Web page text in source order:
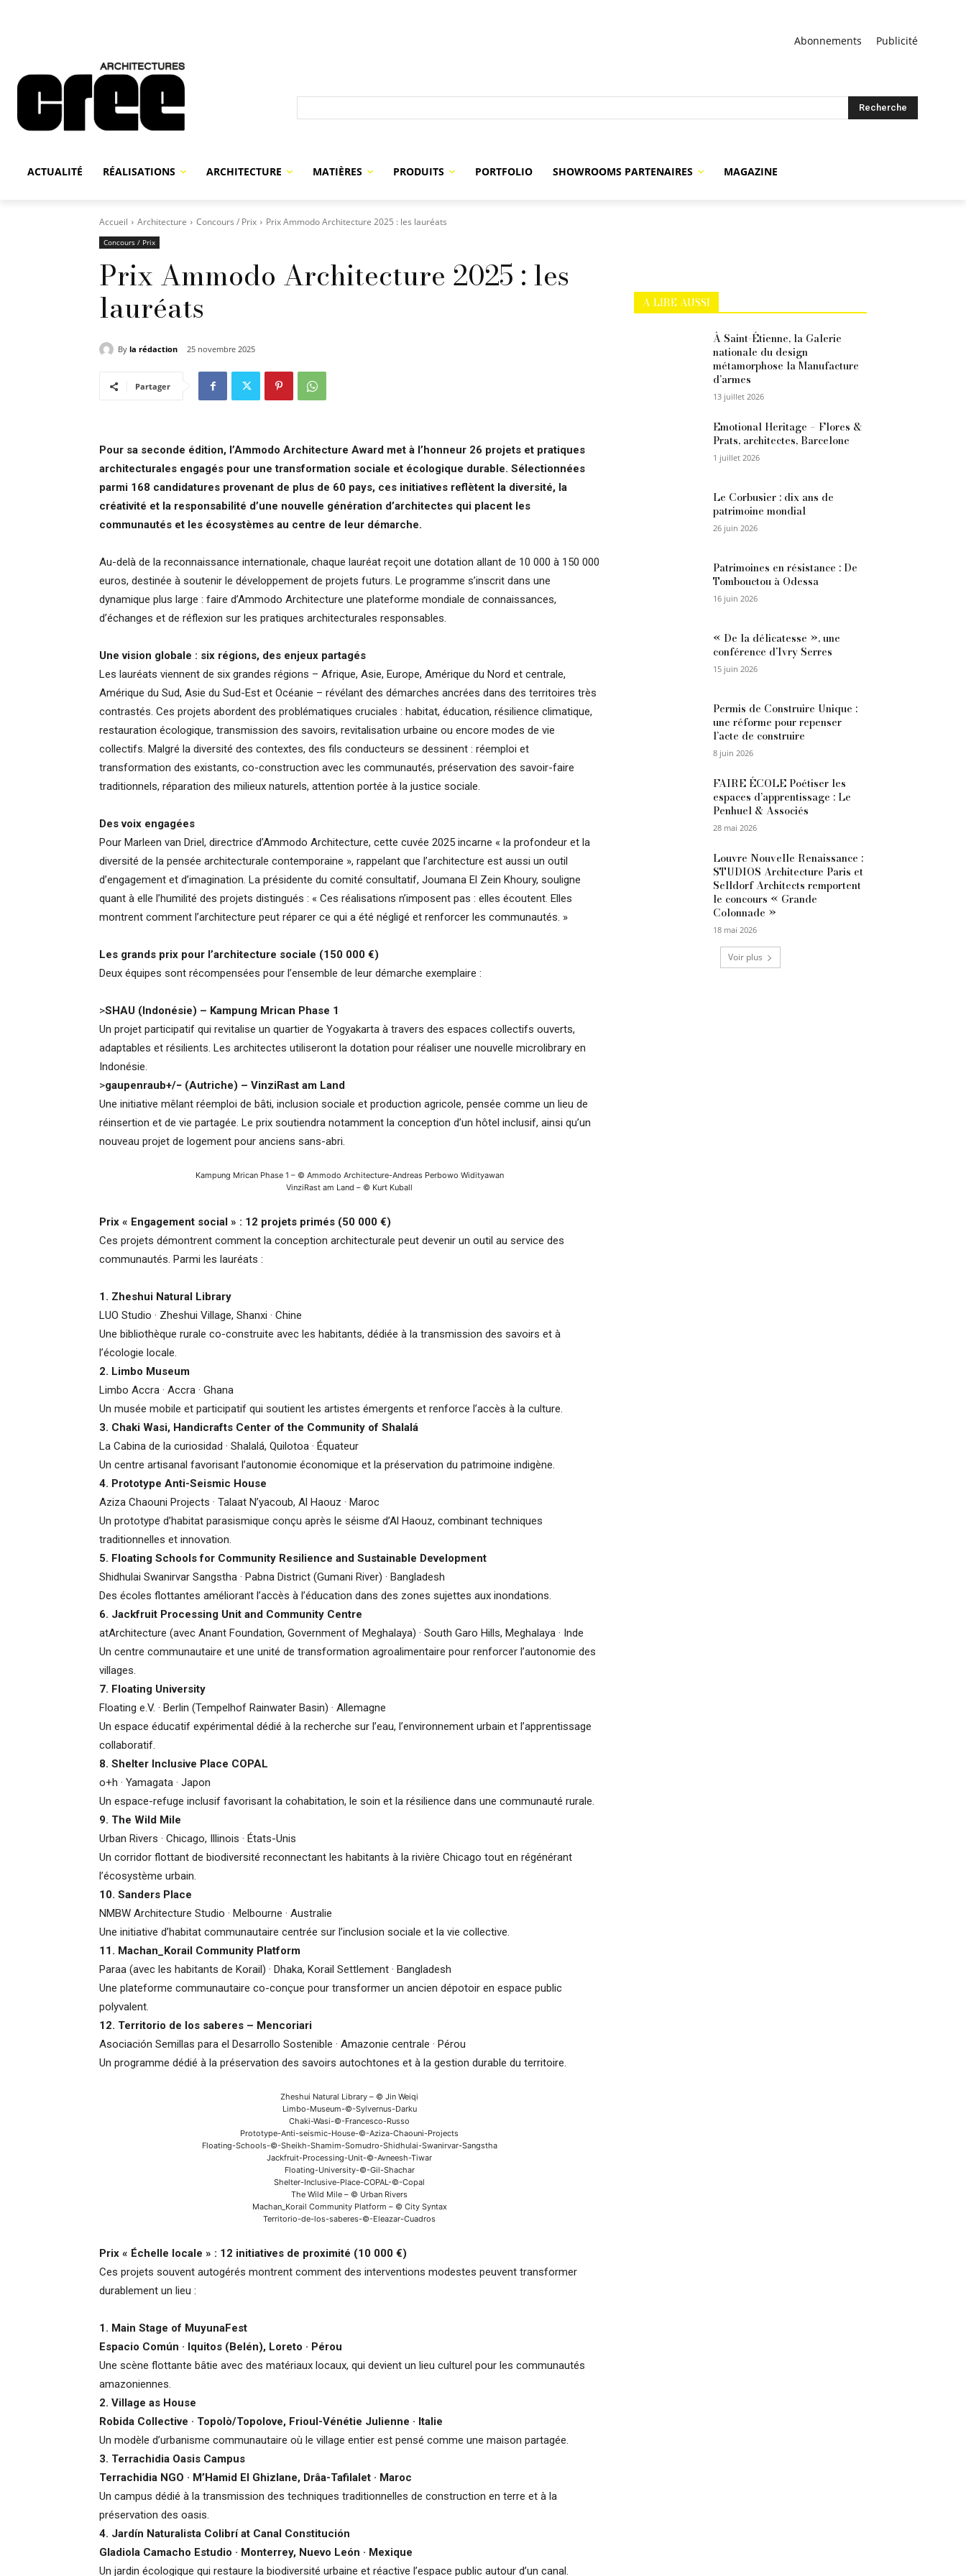
Abonnements Publicité
Recherche
ACTUALITÉ RÉALISATIONS ARCHITECTURE MATIÈRES PRODUITS PORTFOLIO SHOWROOMS PARTENAIRES MAGAZINE
Accueil Architecture Concours / Prix Prix Ammodo Architecture 2025 : les lauréats
Concours / Prix
Prix Ammodo Architecture 2025 : les
lauréats
By la rédaction 25 novembre 2025
Partager
Pour sa seconde édition, l’Ammodo Architecture Award met à l’honneur 26 projets et pratiques
architecturales engagés pour une transformation sociale et écologique durable. Sélectionnées
parmi 168 candidatures provenant de plus de 60 pays, ces initiatives reflètent la diversité, la
créativité et la responsabilité d’une nouvelle génération d’architectes qui placent les
communautés et les écosystèmes au centre de leur démarche.
Au-delà de la reconnaissance internationale, chaque lauréat reçoit une dotation allant de 10 000 à 150 000
euros, destinée à soutenir le développement de projets futurs. Le programme s’inscrit dans une
dynamique plus large : faire d’Ammodo Architecture une plateforme mondiale de connaissances,
d’échanges et de réflexion sur les pratiques architecturales responsables.
Une vision globale : six régions, des enjeux partagés
Les lauréats viennent de six grandes régions – Afrique, Asie, Europe, Amérique du Nord et centrale,
Amérique du Sud, Asie du Sud-Est et Océanie – révélant des démarches ancrées dans des territoires très
contrastés. Ces projets abordent des problématiques cruciales : habitat, éducation, résilience climatique,
restauration écologique, transmission des savoirs, revitalisation urbaine ou encore modes de vie
collectifs. Malgré la diversité des contextes, des fils conducteurs se dessinent : réemploi et
transformation des existants, co-construction avec les communautés, préservation des savoir-faire
traditionnels, réparation des milieux naturels, attention portée à la justice sociale.
Des voix engagées
Pour Marleen van Driel, directrice d’Ammodo Architecture, cette cuvée 2025 incarne « la profondeur et la
diversité de la pensée architecturale contemporaine », rappelant que l’architecture est aussi un outil
d’engagement et d’imagination. La présidente du comité consultatif, Joumana El Zein Khoury, souligne
quant à elle l’humilité des projets distingués : « Ces réalisations n’imposent pas : elles écoutent. Elles
montrent comment l’architecture peut réparer ce qui a été négligé et renforcer les communautés. »
Les grands prix pour l’architecture sociale (150 000 €)
Deux équipes sont récompensées pour l’ensemble de leur démarche exemplaire :
>SHAU (Indonésie) – Kampung Mrican Phase 1
Un projet participatif qui revitalise un quartier de Yogyakarta à travers des espaces collectifs ouverts,
adaptables et résilients. Les architectes utiliseront la dotation pour réaliser une nouvelle microlibrary en
Indonésie.
>gaupenraub+/− (Autriche) – VinziRast am Land
Une initiative mêlant réemploi de bâti, inclusion sociale et production agricole, pensée comme un lieu de
réinsertion et de vie partagée. Le prix soutiendra notamment la conception d’un hôtel inclusif, ainsi qu’un
nouveau projet de logement pour anciens sans-abri.
Kampung Mrican Phase 1 – © Ammodo Architecture-Andreas Perbowo Widityawan
VinziRast am Land – © Kurt Kuball
Prix « Engagement social » : 12 projets primés (50 000 €)
Ces projets démontrent comment la conception architecturale peut devenir un outil au service des
communautés. Parmi les lauréats :
1. Zheshui Natural Library
LUO Studio · Zheshui Village, Shanxi · Chine
Une bibliothèque rurale co-construite avec les habitants, dédiée à la transmission des savoirs et à
l’écologie locale.
2. Limbo Museum
Limbo Accra · Accra · Ghana
Un musée mobile et participatif qui soutient les artistes émergents et renforce l’accès à la culture.
3. Chaki Wasi, Handicrafts Center of the Community of Shalalá
La Cabina de la curiosidad · Shalalá, Quilotoa · Équateur
Un centre artisanal favorisant l’autonomie économique et la préservation du patrimoine indigène.
4. Prototype Anti-Seismic House
Aziza Chaouni Projects · Talaat N’yacoub, Al Haouz · Maroc
Un prototype d’habitat parasismique conçu après le séisme d’Al Haouz, combinant techniques
traditionnelles et innovation.
5. Floating Schools for Community Resilience and Sustainable Development
Shidhulai Swanirvar Sangstha · Pabna District (Gumani River) · Bangladesh
Des écoles flottantes améliorant l’accès à l’éducation dans des zones sujettes aux inondations.
6. Jackfruit Processing Unit and Community Centre
atArchitecture (avec Anant Foundation, Government of Meghalaya) · South Garo Hills, Meghalaya · Inde
Un centre communautaire et une unité de transformation agroalimentaire pour renforcer l’autonomie des
villages.
7. Floating University
Floating e.V. · Berlin (Tempelhof Rainwater Basin) · Allemagne
Un espace éducatif expérimental dédié à la recherche sur l’eau, l’environnement urbain et l’apprentissage
collaboratif.
8. Shelter Inclusive Place COPAL
o+h · Yamagata · Japon
Un espace-refuge inclusif favorisant la cohabitation, le soin et la résilience dans une communauté rurale.
9. The Wild Mile
Urban Rivers · Chicago, Illinois · États-Unis
Un corridor flottant de biodiversité reconnectant les habitants à la rivière Chicago tout en régénérant
l’écosystème urbain.
10. Sanders Place
NMBW Architecture Studio · Melbourne · Australie
Une initiative d’habitat communautaire centrée sur l’inclusion sociale et la vie collective.
11. Machan_Korail Community Platform
Paraa (avec les habitants de Korail) · Dhaka, Korail Settlement · Bangladesh
Une plateforme communautaire co-conçue pour transformer un ancien dépotoir en espace public
polyvalent.
12. Territorio de los saberes – Mencoriari
Asociación Semillas para el Desarrollo Sostenible · Amazonie centrale · Pérou
Un programme dédié à la préservation des savoirs autochtones et à la gestion durable du territoire.
Zheshui Natural Library – © Jin Weiqi
Limbo-Museum-©-Sylvernus-Darku
Chaki-Wasi-©-Francesco-Russo
Prototype-Anti-seismic-House-©-Aziza-Chaouni-Projects
Floating-Schools-©-Sheikh-Shamim-Somudro-Shidhulai-Swanirvar-Sangstha
Jackfruit-Processing-Unit-©-Avneesh-Tiwar
Floating-University-©-Gil-Shachar
Shelter-Inclusive-Place-COPAL-©-Copal
The Wild Mile – © Urban Rivers
Machan_Korail Community Platform – © City Syntax
Territorio-de-los-saberes-©-Eleazar-Cuadros
Prix « Échelle locale » : 12 initiatives de proximité (10 000 €)
Ces projets souvent autogérés montrent comment des interventions modestes peuvent transformer
durablement un lieu :
1. Main Stage of MuyunaFest
Espacio Común · Iquitos (Belén), Loreto · Pérou
Une scène flottante bâtie avec des matériaux locaux, qui devient un lieu culturel pour les communautés
amazoniennes.
2. Village as House
Robida Collective · Topolò/Topolove, Frioul-Vénétie Julienne · Italie
Un modèle d’urbanisme communautaire où le village entier est pensé comme une maison partagée.
3. Terrachidia Oasis Campus
Terrachidia NGO · M’Hamid El Ghizlane, Drâa-Tafilalet · Maroc
Un campus dédié à la transmission des techniques traditionnelles de construction en terre et à la
préservation des oasis.
4. Jardín Naturalista Colibrí at Canal Constitución
Gladiola Camacho Estudio · Monterrey, Nuevo León · Mexique
Un jardin écologique qui restaure la biodiversité urbaine et réactive l’espace public autour d’un canal.
A LIRE AUSSI
À Saint-Étienne, la Galerie
nationale du design
métamorphose la Manufacture
d’armes
13 juillet 2026
Emotional Heritage – Flores &
Prats, architectes, Barcelone
1 juillet 2026
Le Corbusier : dix ans de
patrimoine mondial
26 juin 2026
Patrimoines en résistance : De
Tombouctou à Odessa
16 juin 2026
« De la délicatesse », une
conférence d’Ivry Serres
15 juin 2026
Permis de Construire Unique :
une réforme pour repenser
l’acte de construire
8 juin 2026
FAIRE ÉCOLE Poétiser les
espaces d’apprentissage : Le
Penhuel & Associés
28 mai 2026
Louvre Nouvelle Renaissance :
STUDIOS Architecture Paris et
Selldorf Architects remportent
le concours « Grande
Colonnade »
18 mai 2026
Voir plus